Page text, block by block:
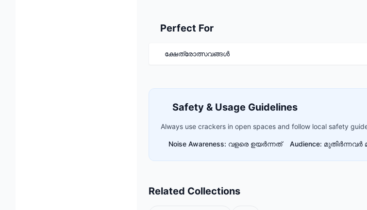
Perfect For
ക്ഷേത്രോത്സവങ്ങൾ
Safety & Usage Guidelines
Always use crackers in open spaces and follow local safety
Noise Awareness: വളരെ ഉയർന്നത് Audience: മുതിർന്നവർ
Related Collections